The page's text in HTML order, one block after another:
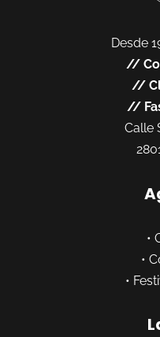
Desde
//
//
//
Calle
•
•
•